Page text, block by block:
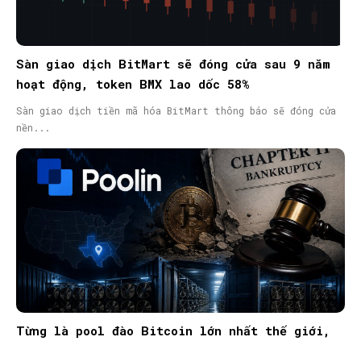
Sàn giao dịch BitMart sẽ đóng cửa sau 9 năm
hoạt động, token BMX lao dốc 58%
Sàn giao dịch tiền mã hóa BitMart thông báo sẽ đóng cửa
nền...
Từng là pool đào Bitcoin lớn nhất thế giới,